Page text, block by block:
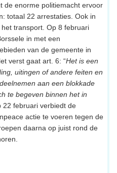
de enorme politiemacht ervoor
totaal 22 arrestaties. Ook in
transport. Op 8 februari
in met een
van de gemeente in
verst gaat art. 6: “Het is een
uitingen of andere feiten en
aan een blokkade
te begeven binnen het in
22 februari verbiedt de
actie te voeren tegen de
daarna op juist rond de